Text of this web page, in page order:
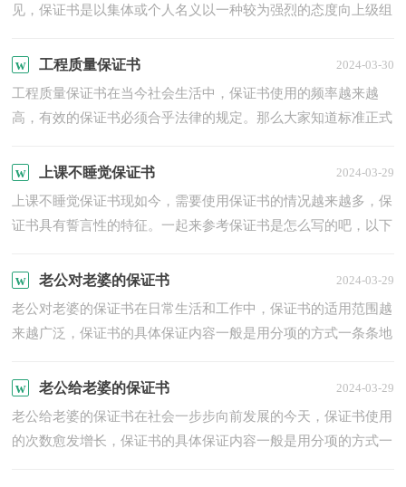
见，保证书是以集体或个人名义以一种较为强烈的态度向上级组
工程质量保证书 2024-03-30
工程质量保证书在当今社会生活中，保证书使用的频率越来越
高，有效的保证书必须合乎法律的规定。那么大家知道标准正式
迎...
上课不睡觉保证书 2024-03-29
上课不睡觉保证书现如今，需要使用保证书的情况越来越多，保
证书具有誓言性的特征。一起来参考保证书是怎么写的吧，以下
助。...老公对老婆的保证书 2024-03-29
老公对老婆的保证书在日常生活和工作中，保证书的适用范围越
来越广泛，保证书的具体保证内容一般是用分项的方式一条条地
老公给老婆的保证书 2024-03-29
老公给老婆的保证书在社会一步步向前发展的今天，保证书使用
的次数愈发增长，保证书的具体保证内容一般是用分项的方式一